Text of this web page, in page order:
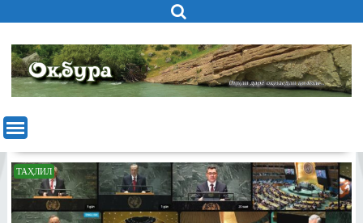
to
content
ТАҲЛИЛ